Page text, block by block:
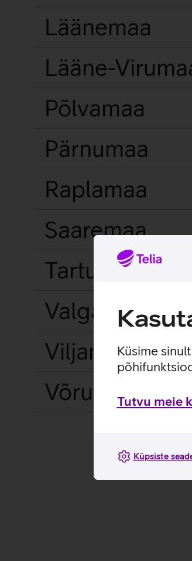
Küsime
Tutvu meie
Küpsiste
Läänemaa
Lääne-
Põlvamaa
Pärnumaa
Raplamaa
Saaremaa
Tartumaa
Valgamaa
Viljandimaa
Võrumaa